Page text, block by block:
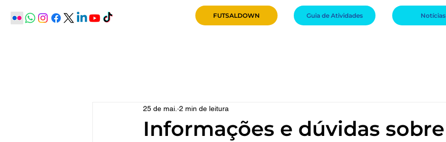
Notícias
Informações e dúvidas sobre
25 de mai. 2 min de leitura